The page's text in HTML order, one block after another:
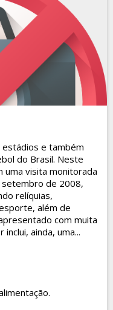
estádios e também
do Brasil. Neste
uma visita monitorada
setembro de 2008,
relíquias,
além de
com muita
ainda, uma...